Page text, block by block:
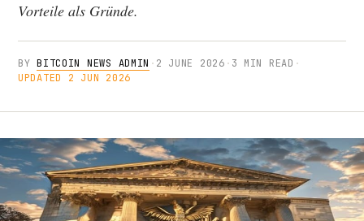
Vorteile als Gründe.
BYBITCOIN NEWS ADMIN · 2 JUNE 2026 · 3 MIN READ ·
UPDATED 2 JUN 2026